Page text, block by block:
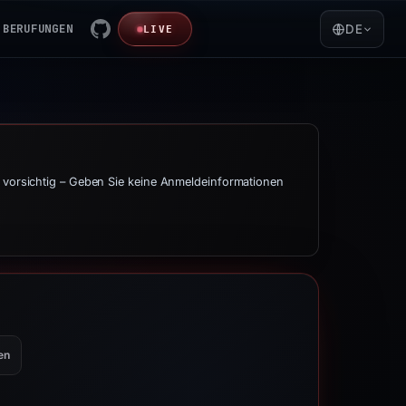
BERUFUNGEN LIVE DE
– Geben Sie keine Anmeldeinformationen